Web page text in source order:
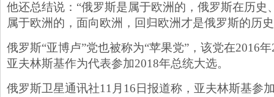
他还总结说：“俄罗斯是属于欧洲的，俄罗斯在历史
属于欧洲的，面向欧洲，回归欧洲才是俄罗斯的历
俄罗斯“亚博卢”党也被称为“苹果党”，该党在2016
亚夫林斯基作为代表参加2018年总统大选。
俄罗斯卫星通讯社11月16日报道称，亚夫林斯基参